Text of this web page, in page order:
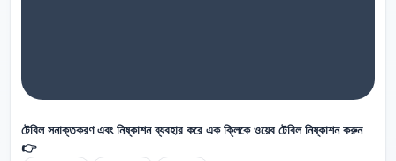
টেবিল সনাক্তকরণ এবং নিষ্কাশন ব্যবহার করে এক ক্লিকে ওয়েব টেবিল নিষ্কাশন করুন
👉